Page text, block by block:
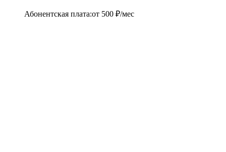
Абонентская плата:от 500 ₽/мес